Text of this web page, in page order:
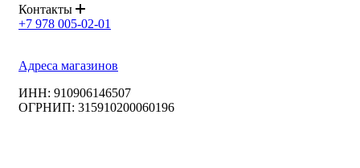
Контакты
+7 978 005-02-01
Адреса магазинов
ИНН: 910906146507
ОГРНИП: 315910200060196